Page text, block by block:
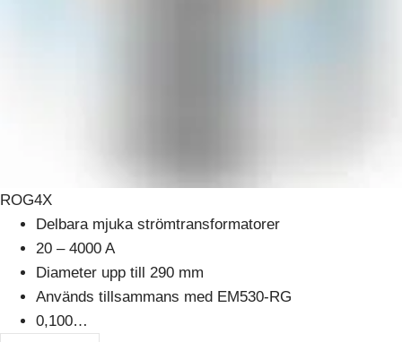
ROG4X
Delbara mjuka strömtransformatorer
20 – 4000 A
Diameter upp till 290 mm
Används tillsammans med EM530-RG
0,100…